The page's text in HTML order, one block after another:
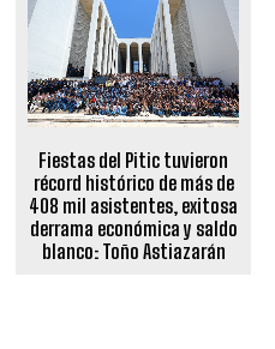
Fiestas del Pitic tuvieron
récord histórico de más de
408 mil asistentes, exitosa
derrama económica y saldo
blanco: Toño Astiazarán